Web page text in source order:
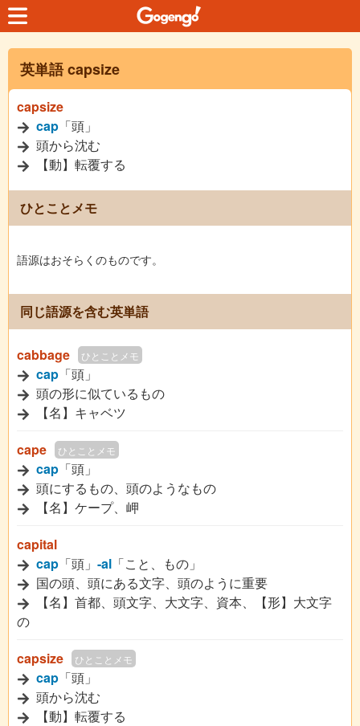
英単語 capsize
capsize
cap 「頭」
頭から沈む
【動】転覆する
ひとことメモ
語源はおそらくのものです。
同じ語源を含む英単語
cabbage ひとことメモ
cap 「頭」
頭の形に似ているもの
【名】キャベツ
cape
ひとことメモ
cap 「頭」
頭にするもの、頭のようなもの
【名】ケープ、岬
capital
cap 「頭」 -al 「こと、もの」
国の頭、頭にある文字、頭のように重要
【名】首都、頭文字、大文字、資本、【形】大文字
の
capsize
ひとことメモ
cap 「頭」
頭から沈む
【動】転覆する